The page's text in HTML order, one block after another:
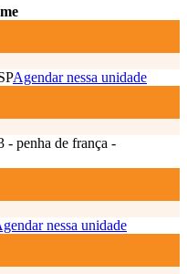
Agendar nessa unidade
- penha de frança -
nessa unidade